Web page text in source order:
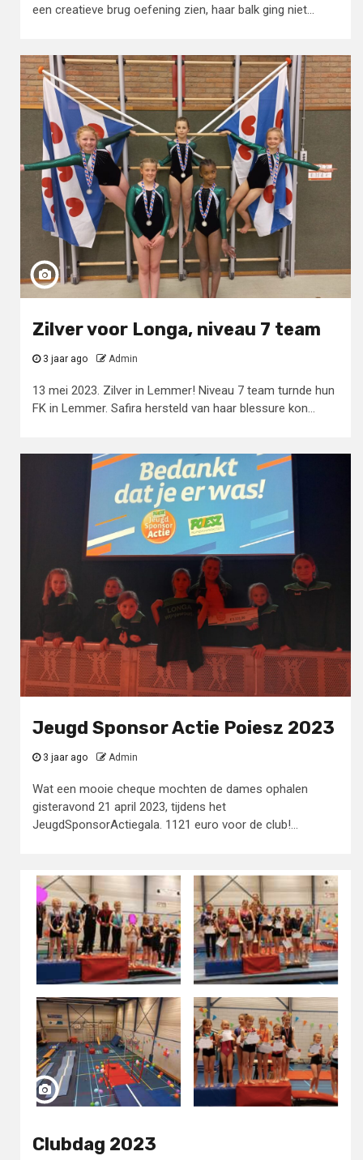
een creatieve brug oefening zien, haar balk ging niet...
Zilver voor Longa, niveau 7 team
3 jaar ago Admin
13 mei 2023. Zilver in Lemmer! Niveau 7 team turnde hun
FK in Lemmer. Safira hersteld van haar blessure kon...
Jeugd Sponsor Actie Poiesz 2023
3 jaar ago Admin
Wat een mooie cheque mochten de dames ophalen
gisteravond 21 april 2023, tijdens het
JeugdSponsorActiegala. 1121 euro voor de club!...
Clubdag 2023